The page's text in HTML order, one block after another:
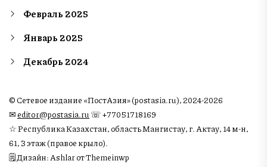
Февраль 2025
Январь 2025
Декабрь 2024
© Сетевое издание «ПостАзия» (postasia.ru), 2024-2026
✉︎editor@postasia.ru ☏ +77051718169
☆ Республика Казахстан, область Мангистау, г. Актау, 14 м-н,
61, 3 этаж (правое крыло).
🗒 Дизайн: Ashlar от Themeinwp